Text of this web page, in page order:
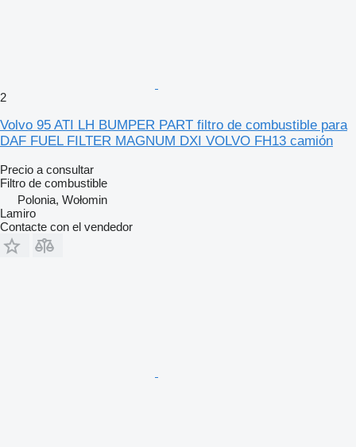
2
Volvo 95 ATI LH BUMPER PART filtro de combustible para
DAF FUEL FILTER MAGNUM DXI VOLVO FH13 camión
Precio a consultar
Filtro de combustible
Polonia, Wołomin
Lamiro
Contacte con el vendedor